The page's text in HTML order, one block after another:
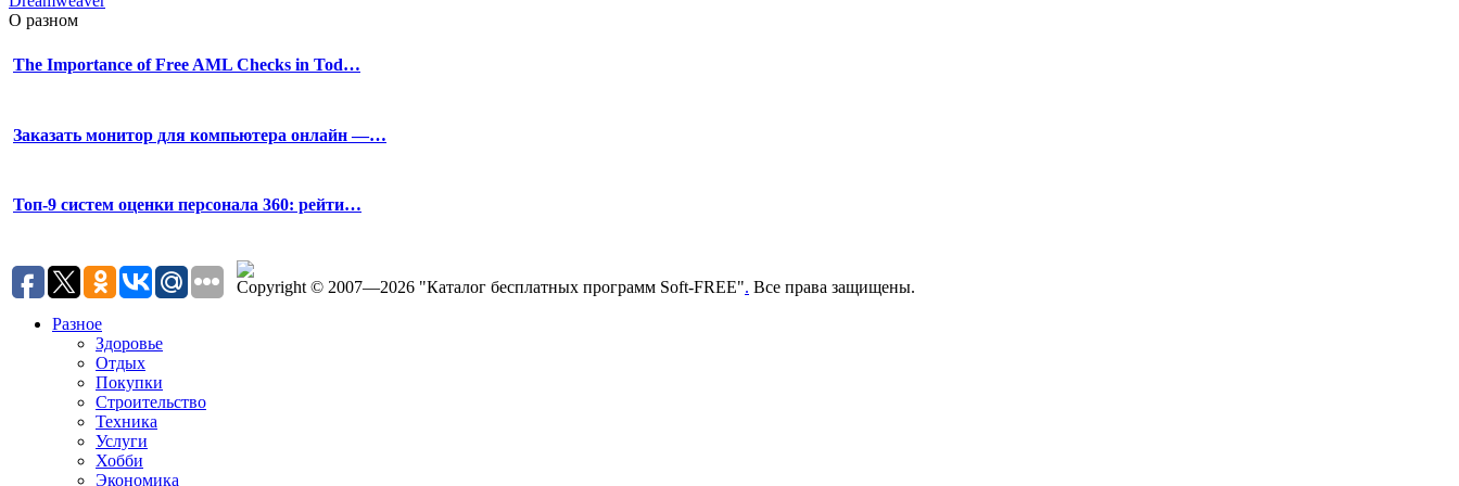
О разном
The Importance of Free AML Checks in Tod…
Заказать монитор для компьютера онлайн —…
Топ-9 систем оценки персонала 360: рейти…
Copyright © 2007—2026 "Каталог бесплатных программ Soft-FREE". Все права защищены.
Разное
Здоровье
Отдых
Покупки
Строительство
Техника
Услуги
Хобби
Экономика